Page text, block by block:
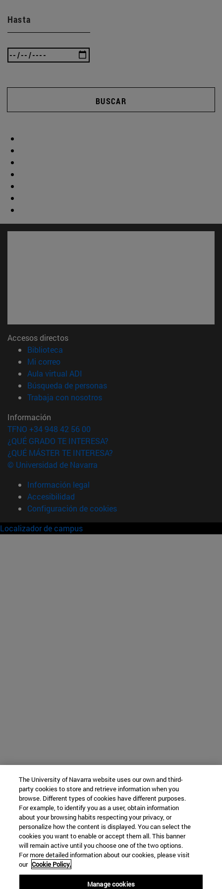
Hasta
BUSCAR
Accesos directos
Biblioteca
Mi correo(abre en nueva ventana)
Aula virtual ADI
Búsqueda de personas(abre en nueva ventana)
Trabaja con nosotros(abre en nueva ventana)
Información
TFNO +34 948 42 56 00
¿QUÉ GRADO TE INTERESA?
¿QUÉ MÁSTER TE INTERESA?
© Universidad de Navarra
Información legal
Accesibilidad
Configuración de cookies
Localizador de campus
The University of Navarra website uses our own and third-
party cookies to store and retrieve information when you
browse. Different types of cookies have different purposes.
For example, to identify you as a user, obtain information
about your browsing habits respecting your privacy, or
personalize how the content is displayed. You can select the
cookies you want to enable or accept them all. This banner
will remain active until you choose one of the two options.
For more detailed information about our cookies, please visit
our Cookie Policy.
Manage cookies